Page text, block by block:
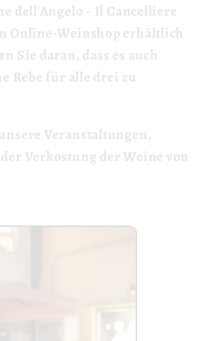
dell'Angelo - Il Cancelliere
Online-Weinshop erhältlich
Sie daran, dass es auch
Rebe für alle drei zu
Veranstaltungen,
Verkostung der Weine von